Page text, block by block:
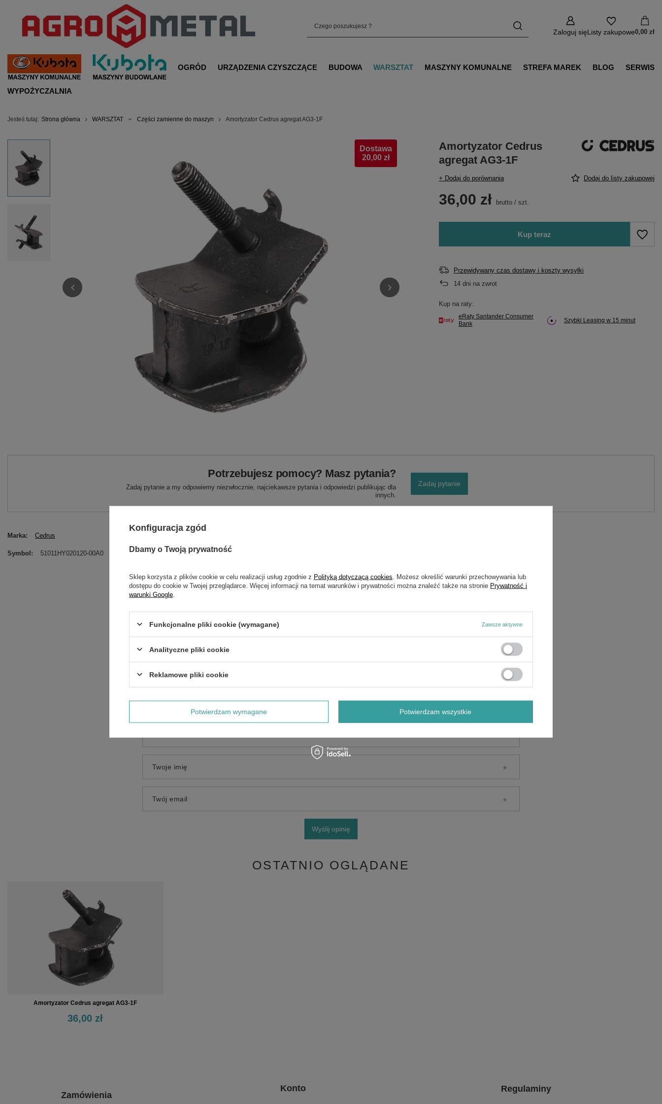
Zaloguj sięListy zakupowe0,00 zł
OGRÓD URZĄDZENIA CZYSZCZĄCE BUDOWA WARSZTAT MASZYNY KOMUNALNE STREFA MAREK BLOG SERWIS
WYPOŻYCZALNIA
Jesteś tutaj: Strona główna WARSZTAT Części zamienne do maszyn Amortyzator Cedrus agregat AG3-1F
Dostawa
20,00 zł
Amortyzator Cedrus
agregat AG3-1F
+ Dodaj do porównania Dodaj do listy zakupowej
36,00 zł brutto /szt.
Kup teraz
Przewidywany czas dostawy i koszty wysyłki
14 dni na zwrot
Kup na raty:
eRaty Santander Consumer
Bank
Szybki Leasing w 15 minut
Potrzebujesz pomocy? Masz pytania?
Zadaj pytanie a my odpowiemy niezwłocznie, najciekawsze pytania i odpowiedzi publikując dla
innych.
Zadaj pytanie
Marka Cedrus
Symbol 51011HY020120-00A0
Twoje imię
Twój email
Wyślij opinię
OSTATNIO OGLĄDANE
Amortyzator Cedrus agregat AG3-1F
36,00 zł
Zamówienia
Konto Regulaminy
Konfiguracja zgód
Dbamy o Twoją prywatność
Sklep korzysta z plików cookie w celu realizacji usług zgodnie z Polityką dotyczącą cookies . Możesz określić warunki przechowywania lub
dostępu do cookie w Twojej przeglądarce. Więcej informacji na temat warunków i prywatności można znaleźć także na stronie Prywatność i
warunki Google
Funkcjonalne pliki cookie (wymagane) Zawsze aktywne
Analityczne pliki cookie
Reklamowe pliki cookie
Potwierdzam wymagane Potwierdzam wszystkie